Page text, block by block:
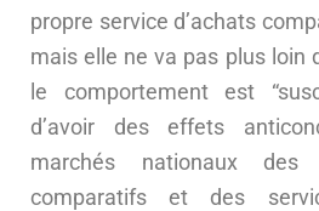
propre service d’achats
mais elle ne va pas plus loin
le comportement est
d’avoir des effets
marchés nationaux des
comparatifs et des